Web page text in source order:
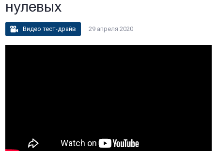
нулевых
Видео тест-драйв 29 апреля 2020